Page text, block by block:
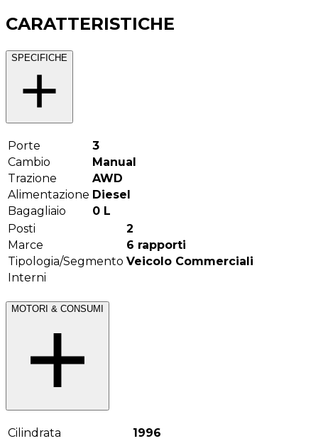
CARATTERISTICHE
SPECIFICHE
Porte
3
Cambio
Manual
Trazione
AWD
Alimentazione Diesel
Bagagliaio
0 L
Posti
2
Marce
6 rapporti
Tipologia/Segmento Veicolo Commerciali
Interni
MOTORI & CONSUMI
Cilindrata
1996